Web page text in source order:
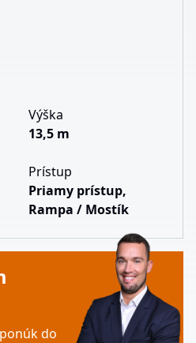
Výška
13,5 m
Prístup
Priamy prístup,
Rampa / Mostík
do